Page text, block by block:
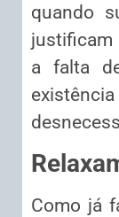
quando
justificam
a falta
Como já